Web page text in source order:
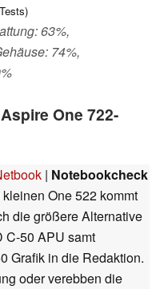
Tests)
63%,
74%,
One 722-
| Notebookcheck
One 522 kommt
die größere Alternative
C-50 APU samt
Grafik in die Redaktion.
oder verebben die